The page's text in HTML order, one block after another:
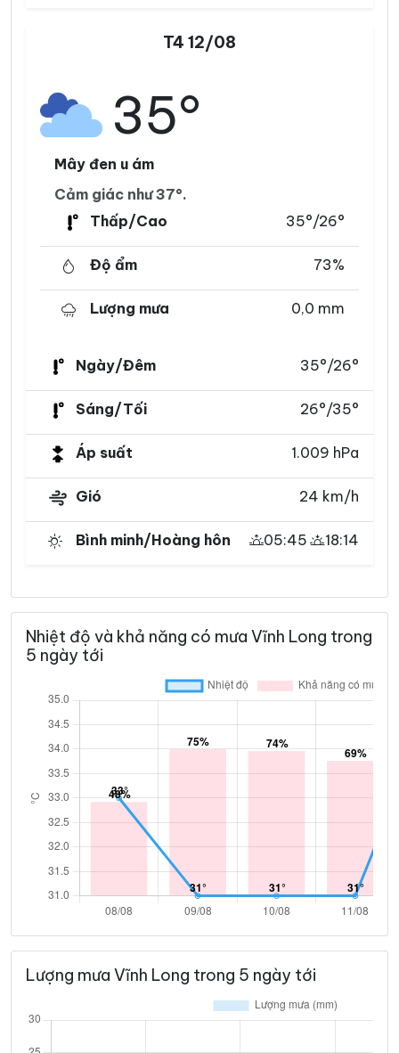
T4 12/08
35°
Mây đen u ám
Cảm giác như 37°.
Thấp/Cao
35°/26°
Độ ẩm 73%
Lượng mưa 0,0 mm
Ngày/Đêm 35°/26°
Sáng/Tối 26°/35°
Áp suất 1.009 hPa
Gió 24 km/h
Bình minh/Hoàng hôn 05:45 18:14
Nhiệt độ và khả năng có mưa Vĩnh Long trong
5 ngày tới
Lượng mưa Vĩnh Long trong 5 ngày tới